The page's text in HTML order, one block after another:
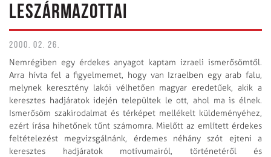
LESZÁRMAZOTTAI
2000. 02. 26.
Nemrégiben egy érdekes anyagot kaptam izraeli ismerősömtől.
Arra hívta fel a figyelmemet, hogy van Izraelben egy arab falu,
melynek keresztény lakói vélhetően magyar eredetűek, akik a
keresztes hadjáratok idején települtek le ott, ahol ma is élnek.
Ismerősöm szakirodalmat és térképet mellékelt küldeményéhez,
ezért írása hihetőnek tűnt számomra. Mielőtt az említett érdekes
feltételezést megvizsgálnánk, érdemes néhány szót ejteni a
keresztes hadjáratok motívumairól, történetéről és